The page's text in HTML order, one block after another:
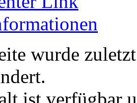
wurde